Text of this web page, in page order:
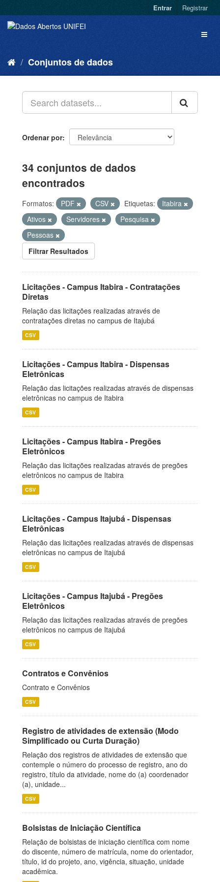
Entrar Registrar
Conjuntos de dados
Ordenar por
34 conjuntos de dados
encontrados
Formatos: PDF CSV Etiquetas:
Itabira
Ativos
Servidores
Pesquisa
Pessoas
Filtrar Resultados
Licitações - Campus Itabira - Contratações
Diretas
Relação das licitações realizadas através de
contratações diretas no campus de Itajubá
CSV
Licitações - Campus Itabira - Dispensas
Eletrônicas
Relação das licitações realizadas através de dispensas
eletrônicas no campus de Itabira
CSV
Licitações - Campus Itabira - Pregões
Eletrônicos
Relação das licitações realizadas através de pregões
eletrônicos no campus de Itabira
CSV
Licitações - Campus Itajubá - Dispensas
Eletrônicas
Relação das licitações realizadas através de dispensas
eletrônicas no campus de Itajubá
CSV
Licitações - Campus Itajubá - Pregões
Eletrônicos
Relação das licitações realizadas através de pregões
eletrônicos no campus de Itajubá
CSV
Contratos e Convênios
Contrato e Convênios
CSV
Registro de atividades de extensão (Modo
Simplificado ou Curta Duração)
Relação dos registros de atividades de extensão que
contemple o número do processo de registro, ano do
registro, título da atividade, nome do (a) coordenador
(a), unidade...
CSV
Bolsistas de Iniciação Científica
Relação de bolsistas de iniciação científica com nome
do discente, número de matrícula, nome do orientador,
título, id do projeto, ano, vigência, situação, unidade
acadêmica.